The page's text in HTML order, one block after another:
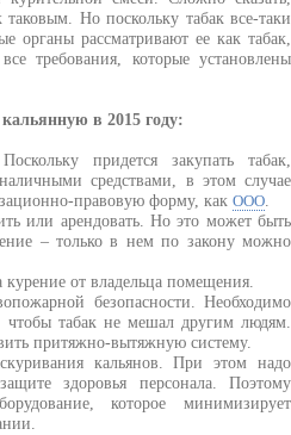
таковым. Но поскольку табак все-таки
органы рассматривают ее как табак,
требования, которые установлены
в 2015 году:
придется закупать табак,
средствами, в этом случае
правовую форму, какООО.
или арендовать. Но это может быть
– только в нем по закону можно
от владельца помещения.
безопасности. Необходимо
чтобы табак не мешал другим людям.
притяжно-вытяжную систему.
кальянов. При этом надо
здоровья персонала. Поэтому
которое минимизирует